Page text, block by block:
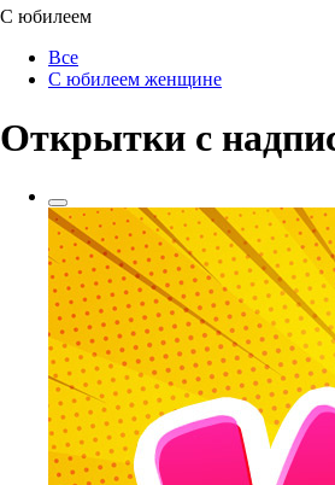
С юбилеем
Все
С юбилеем женщине
Открытки с